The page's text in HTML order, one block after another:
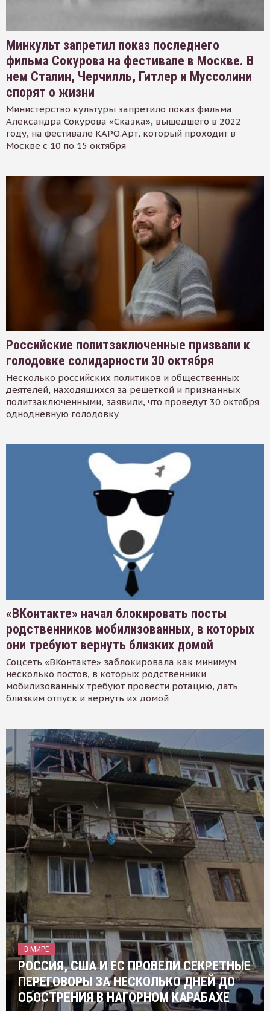
Минкульт запретил показ последнего
фильма Сокурова на фестивале в Москве. В
нем Сталин, Черчилль, Гитлер и Муссолини
спорят о жизни
Министерство культуры запретило показ фильма
Александра Сокурова «Сказка», вышедшего в 2022
году, на фестивале КАРО.Арт, который проходит в
Москве с 10 по 15 октября
Российские политзаключенные призвали к
голодовке солидарности 30 октября
Несколько российских политиков и общественных
деятелей, находящихся за решеткой и признанных
политзаключенными, заявили, что проведут 30 октября
однодневную голодовку
«ВКонтакте» начал блокировать посты
родственников мобилизованных, в которых
они требуют вернуть близких домой
Соцсеть «ВКонтакте» заблокировала как минимум
несколько постов, в которых родственники
мобилизованных требуют провести ротацию, дать
близким отпуск и вернуть их домой
В МИРЕ
РОССИЯ, США И ЕС ПРОВЕЛИ СЕКРЕТНЫЕ
ПЕРЕГОВОРЫ ЗА НЕСКОЛЬКО ДНЕЙ ДО
ОБОСТРЕНИЯ В НАГОРНОМ КАРАБАХЕ